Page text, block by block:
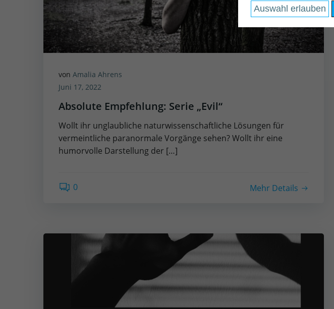
von Amalia Ahrens
Juni 17, 2022
Absolute Empfehlung: Serie „Evil“
Wollt ihr unglaubliche naturwissenschaftliche Lösungen für
vermeintliche paranormale Vorgänge sehen? Wollt ihr eine
humorvolle Darstellung der […]
0 Mehr Details
Auswahl erlauben